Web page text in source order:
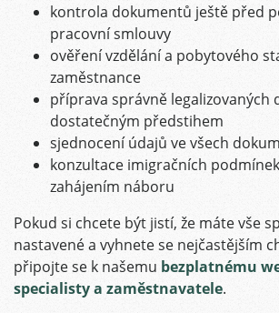
kontrola dokumentů ještě před
pracovní smlouvy
ověření vzdělání a pobytového
zaměstnance
příprava správně legalizovaných
dostatečným předstihem
sjednocení údajů ve všech
konzultace imigračních
zahájením náboru
Pokud si chcete být jistí, že máte vše
nastavené a vyhnete se nejčastějším
připojte se k našemu bezplatnému
specialisty a zaměstnavatele.